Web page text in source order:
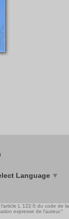
Language ▼
L 122-5 du code de la
expresse de l'auteur."